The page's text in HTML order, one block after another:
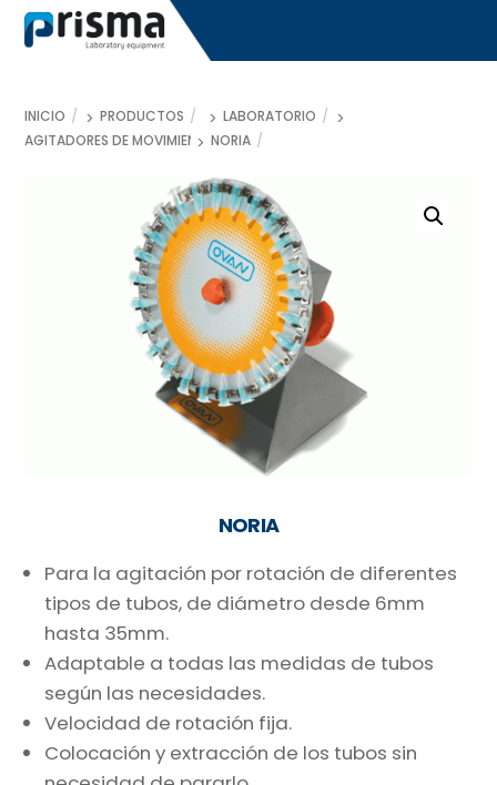
Skip
INICIO PRODUCTOS
LABORATORIO
AGITADORES DE MOVIMIENTONORIA
NORIA
Para la agitación por rotación de diferentes
tipos de tubos, de diámetro desde 6mm
hasta 35mm.
Adaptable a todas las medidas de tubos
según las necesidades.
Velocidad de rotación fija.
Colocación y extracción de los tubos sin